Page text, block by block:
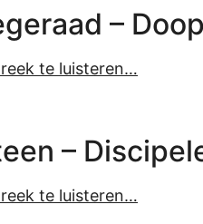
–
te luisteren…
–
te luisteren…